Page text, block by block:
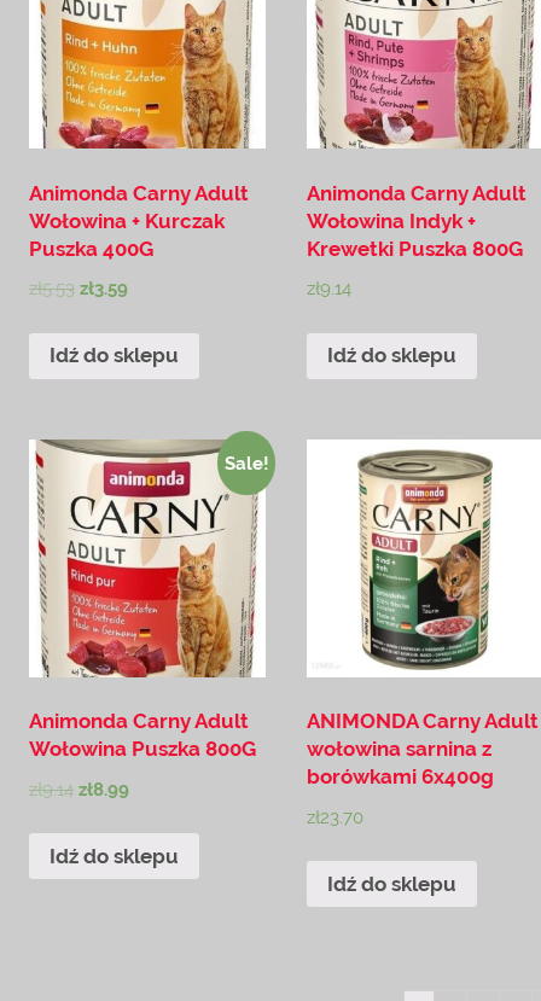
Animonda Carny Adult
Wołowina + Kurczak
Puszka 400G
zł5.53 zł3.59
Idź do sklepu
Animonda Carny Adult
Wołowina Indyk +
Krewetki Puszka 800G
zł9.14
Idź do sklepu
Sale!
Animonda Carny Adult
Wołowina Puszka 800G
zł9.14 zł8.99
Idź do sklepu
ANIMONDA Carny Adult
wołowina sarnina z
borówkami 6x400g
zł23.70
Idź do sklepu